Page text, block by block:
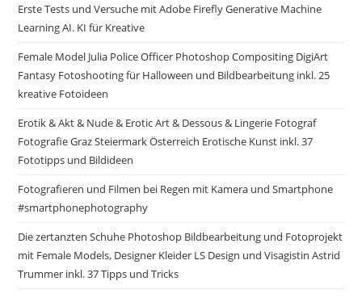
Erste Tests und Versuche mit Adobe Firefly Generative Machine
Learning AI. KI für Kreative
Female Model Julia Police Officer Photoshop Compositing DigiArt
Fantasy Fotoshooting für Halloween und Bildbearbeitung inkl. 25
kreative Fotoideen
Erotik & Akt & Nude & Erotic Art & Dessous & Lingerie Fotograf
Fotografie Graz Steiermark Österreich Erotische Kunst inkl. 37
Fototipps und Bildideen
Fotografieren und Filmen bei Regen mit Kamera und Smartphone
#smartphonephotography
Die zertanzten Schuhe Photoshop Bildbearbeitung und Fotoprojekt
mit Female Models, Designer Kleider LS Design und Visagistin Astrid
Trummer inkl. 37 Tipps und Tricks